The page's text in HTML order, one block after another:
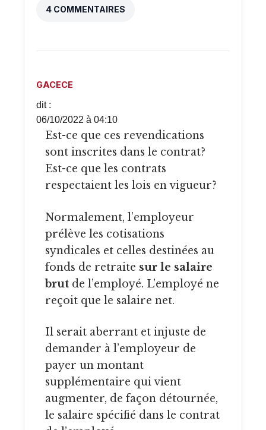
4 COMMENTAIRES
GACECE
dit :
06/10/2022 à 04:10
Est-ce que ces revendications
sont inscrites dans le contrat?
Est-ce que les contrats
respectaient les lois en vigueur?
Normalement, l’employeur
prélève les cotisations
syndicales et celles destinées au
fonds de retraite sur le salaire
brut de l’employé. L’employé ne
reçoit que le salaire net.
Il serait aberrant et injuste de
demander à l’employeur de
payer un montant
supplémentaire qui vient
augmenter, de façon détournée,
le salaire spécifié dans le contrat